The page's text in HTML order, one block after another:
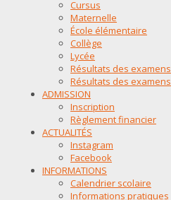
Cursus
Maternelle
École élémentaire
Collège
Lycée
Résultats des examens
Résultats des examens
ADMISSION
Inscription
Règlement financier
ACTUALITÉS
Instagram
Facebook
INFORMATIONS
Calendrier scolaire
Informations pratiques